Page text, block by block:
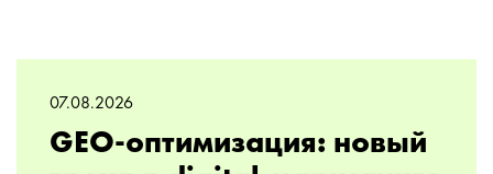
07.08.2026
GEO-оптимизация: новый